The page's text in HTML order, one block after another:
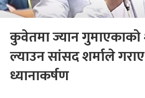
कुवेतमा ज्यान
ल्याउन सांसद शर्माले
ध्यानाकर्षण